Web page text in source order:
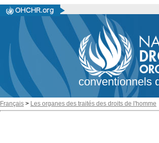
conventionnels
Français > Les organes des traités des droits de l'homme